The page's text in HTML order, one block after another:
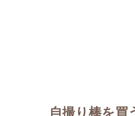
自撮り棒を買